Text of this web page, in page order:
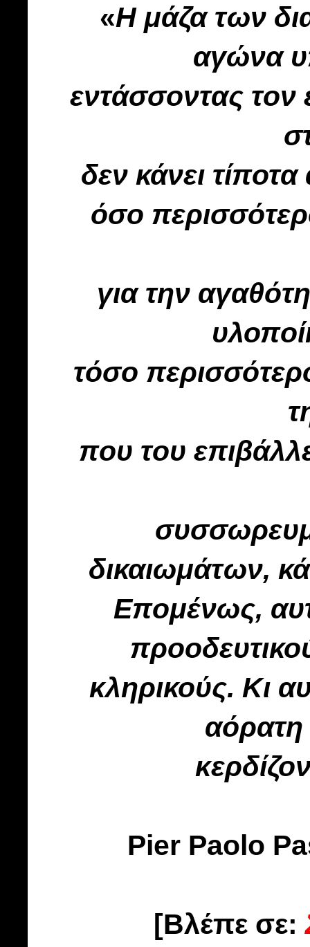
«Η μάζα των
αγώνα
εντάσσοντας τον
δεν κάνει
όσο
για την
τόσο
που του
δικαιωμάτων,
Επομένως,
κληρικούς. Κι
αόρατη
Pier Paolo
[Βλέπε σε: